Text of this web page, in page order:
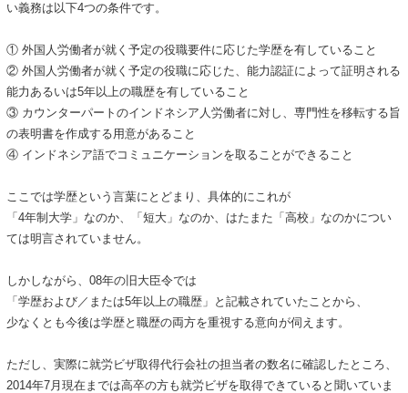
い義務は以下4つの条件です。
① 外国人労働者が就く予定の役職要件に応じた学歴を有していること
② 外国人労働者が就く予定の役職に応じた、能力認証によって証明される
能力あるいは5年以上の職歴を有していること
③ カウンターパートのインドネシア人労働者に対し、専門性を移転する旨
の表明書を作成する用意があること
④ インドネシア語でコミュニケーションを取ることができること
ここでは学歴という言葉にとどまり、具体的にこれが
「4年制大学」なのか、「短大」なのか、はたまた「高校」なのかについ
ては明言されていません。
しかしながら、08年の旧大臣令では
「学歴および／または5年以上の職歴」と記載されていたことから、
少なくとも今後は学歴と職歴の両方を重視する意向が伺えます。
ただし、実際に就労ビザ取得代行会社の担当者の数名に確認したところ、
2014年7月現在までは高卒の方も就労ビザを取得できていると聞いていま